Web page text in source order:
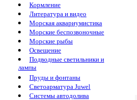
Кормление
Литература и видео
Морская аквариумистика
Морские беспозвоночные
Морские рыбы
Освещение
Подводные светильники и
лампы
Пруды и фонтаны
Светоарматура Juwel
Системы автодолива